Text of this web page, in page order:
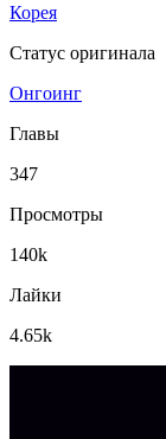
Корея
Статус оригинала
Онгоинг
Главы
347
Просмотры
140k
Лайки
4.65k